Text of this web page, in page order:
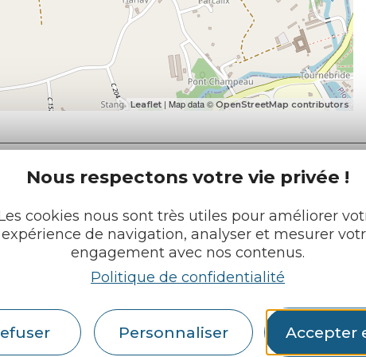
Nous respectons votre vie privée !
cookies nous sont très utiles pour améliorer
expérience de navigation, analyser et mesurer
engagement avec nos contenus.
Politique de confidentialité
Personnaliser Accepter
Leaflet | Map data ©OpenStreetMap contributors
tourisme
Retrouvez-nous sur :
Espace pro